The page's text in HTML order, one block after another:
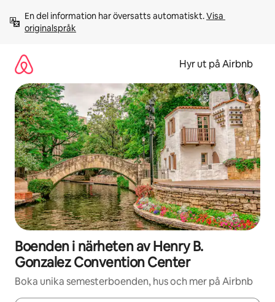
innehåll
En del information har översatts automatiskt. Visa
originalspråk
Hyr ut på Airbnb
Boenden i närheten av Henry B.
Gonzalez Convention Center
Boka unika semesterboenden, hus och mer på Airbnb